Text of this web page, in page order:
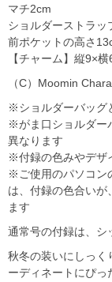
マチ2cm
ショルダーストラッ
前ポケットの高さ
【チャーム】縦9×
（C）Moomin
※ショルダーバッグ
※がま口ショルダー
異なります
※付録の色みやデザ
※ご使用のパソコン
は、付録の色合いが
ます
通常号の付録は、シ
秋冬の装いにしっく
ーディネートにぴっ